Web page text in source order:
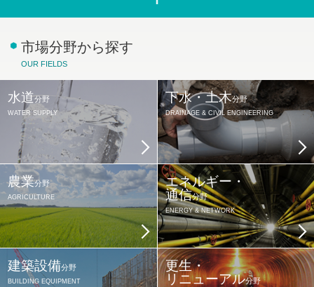
市場分野から探す
OUR FIELDS
水道分野
WATER SUPPLY
下水・土木分野
DRAINAGE & CIVIL ENGINEERING
農業分野
AGRICULTURE
エネルギー・
通信分野
ENERGY & NETWORK
建築設備分野
BUILDING EQUIPMENT
更生・
リニューアル分野